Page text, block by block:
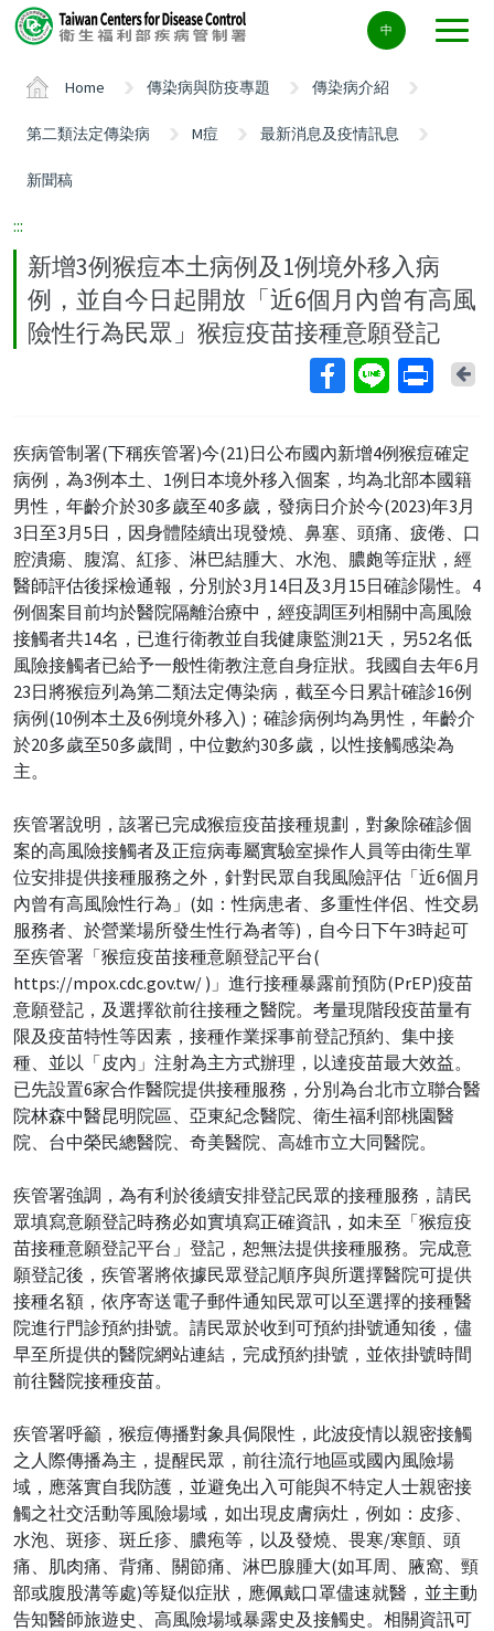
Center
block
中
Home 傳染病與防疫專題 傳染病介紹
第二類法定傳染病 M痘 最新消息及疫情訊息
新聞稿
:::
新增3例猴痘本土病例及1例境外移入病
例，並自今日起開放「近6個月內曾有高風
險性行為民眾」猴痘疫苗接種意願登記
疾病管制署(下稱疾管署)今(21)日公布國內新增4例猴痘確定
病例，為3例本土、1例日本境外移入個案，均為北部本國籍
男性，年齡介於30多歲至40多歲，發病日介於今(2023)年3月
3日至3月5日，因身體陸續出現發燒、鼻塞、頭痛、疲倦、口
腔潰瘍、腹瀉、紅疹、淋巴結腫大、水泡、膿皰等症狀，經
醫師評估後採檢通報，分別於3月14日及3月15日確診陽性。4
例個案目前均於醫院隔離治療中，經疫調匡列相關中高風險
接觸者共14名，已進行衛教並自我健康監測21天，另52名低
風險接觸者已給予一般性衛教注意自身症狀。我國自去年6月
23日將猴痘列為第二類法定傳染病，截至今日累計確診16例
病例(10例本土及6例境外移入)；確診病例均為男性，年齡介
於20多歲至50多歲間，中位數約30多歲，以性接觸感染為
主。
疾管署說明，該署已完成猴痘疫苗接種規劃，對象除確診個
案的高風險接觸者及正痘病毒屬實驗室操作人員等由衛生單
位安排提供接種服務之外，針對民眾自我風險評估「近6個月
內曾有高風險性行為」(如：性病患者、多重性伴侶、性交易
服務者、於營業場所發生性行為者等)，自今日下午3時起可
至疾管署「猴痘疫苗接種意願登記平台(
https://mpox.cdc.gov.tw/ )」進行接種暴露前預防(PrEP)疫苗
意願登記，及選擇欲前往接種之醫院。考量現階段疫苗量有
限及疫苗特性等因素，接種作業採事前登記預約、集中接
種、並以「皮內」注射為主方式辦理，以達疫苗最大效益。
已先設置6家合作醫院提供接種服務，分別為台北市立聯合醫
院林森中醫昆明院區、亞東紀念醫院、衛生福利部桃園醫
院、台中榮民總醫院、奇美醫院、高雄市立大同醫院。
疾管署強調，為有利於後續安排登記民眾的接種服務，請民
眾填寫意願登記時務必如實填寫正確資訊，如未至「猴痘疫
苗接種意願登記平台」登記，恕無法提供接種服務。完成意
願登記後，疾管署將依據民眾登記順序與所選擇醫院可提供
接種名額，依序寄送電子郵件通知民眾可以至選擇的接種醫
院進行門診預約掛號。請民眾於收到可預約掛號通知後，儘
早至所提供的醫院網站連結，完成預約掛號，並依掛號時間
前往醫院接種疫苗。
疾管署呼籲，猴痘傳播對象具侷限性，此波疫情以親密接觸
之人際傳播為主，提醒民眾，前往流行地區或國內風險場
域，應落實自我防護，並避免出入可能與不特定人士親密接
觸之社交活動等風險場域，如出現皮膚病灶，例如：皮疹、
水泡、斑疹、斑丘疹、膿疱等，以及發燒、畏寒/寒顫、頭
痛、肌肉痛、背痛、關節痛、淋巴腺腫大(如耳周、腋窩、頸
部或腹股溝等處)等疑似症狀，應佩戴口罩儘速就醫，並主動
告知醫師旅遊史、高風險場域暴露史及接觸史。相關資訊可